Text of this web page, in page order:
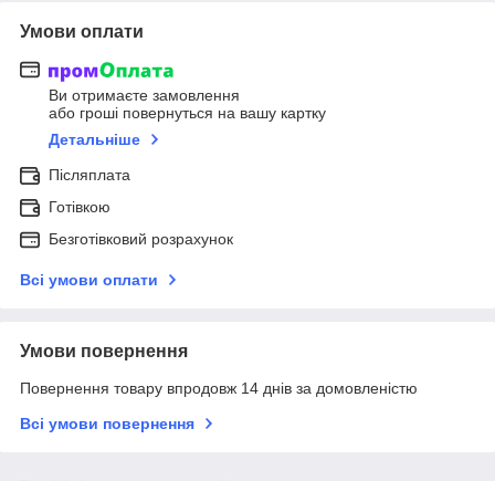
Умови оплати
Ви отримаєте замовлення
або гроші повернуться на вашу картку
Детальніше
Післяплата
Готівкою
Безготівковий розрахунок
Всі умови оплати
Умови повернення
Повернення товару впродовж 14 днів за домовленістю
Всі умови повернення